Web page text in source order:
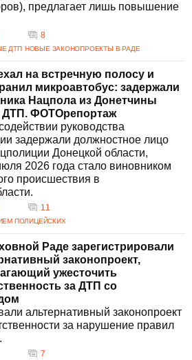
предлагает лишь повышение
8
ДТП НОВЫЕ ЗАКОНОПРОЕКТЫ В РАДЕ
на встречную полосу и
микроавтобус: задержали
Нацпола из Донетчины
ДТП. ФОТОрепортаж
руководства
задержали должностное лицо
Донецкой области,
2026 года стало виновником
происшествия в
11
ПОЛИЦЕЙСКИХ
Раде зарегистрировали
законопроект,
ужесточить
за ДТП со
альтернативный законопроект
за нарушение правил
7